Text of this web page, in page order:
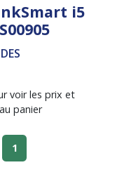
i5
voir les prix et
panier
1